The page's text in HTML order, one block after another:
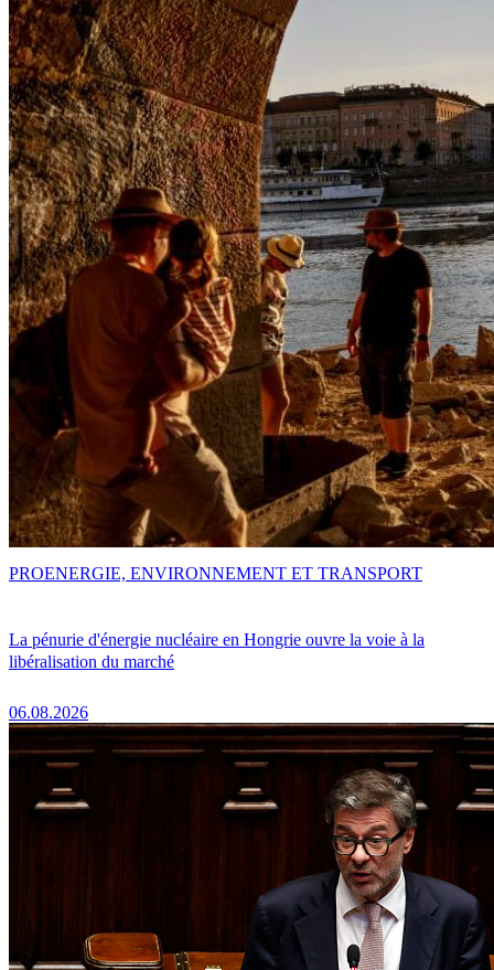
La pénurie d'énergie nucléaire en Hongrie ouvre la voie à la
libéralisation du marché
06.08.2026
PROENERGIE, ENVIRONNEMENT ET TRANSPORT